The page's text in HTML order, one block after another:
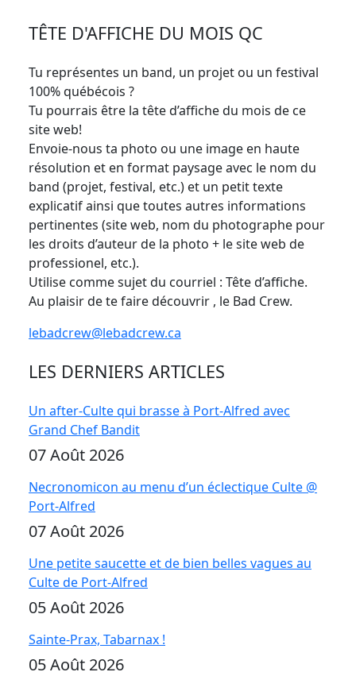
TÊTE D'AFFICHE DU MOIS QC
Tu représentes un band, un projet ou un festival
100% québécois ?
Tu pourrais être la tête d’affiche du mois de ce
site web!
Envoie-nous ta photo ou une image en haute
résolution et en format paysage avec le nom du
band (projet, festival, etc.) et un petit texte
explicatif ainsi que toutes autres informations
pertinentes (site web, nom du photographe pour
les droits d’auteur de la photo + le site web de
professionel, etc.).
Utilise comme sujet du courriel : Tête d’affiche.
Au plaisir de te faire découvrir , le Bad Crew.
lebadcrew@lebadcrew.ca
LES DERNIERS ARTICLES
Un after-Culte qui brasse à Port-Alfred avec
Grand Chef Bandit
07 Août 2026
Necronomicon au menu d’un éclectique Culte @
Port-Alfred
07 Août 2026
Une petite saucette et de bien belles vagues au
Culte de Port-Alfred
05 Août 2026
Sainte-Prax, Tabarnax !
05 Août 2026